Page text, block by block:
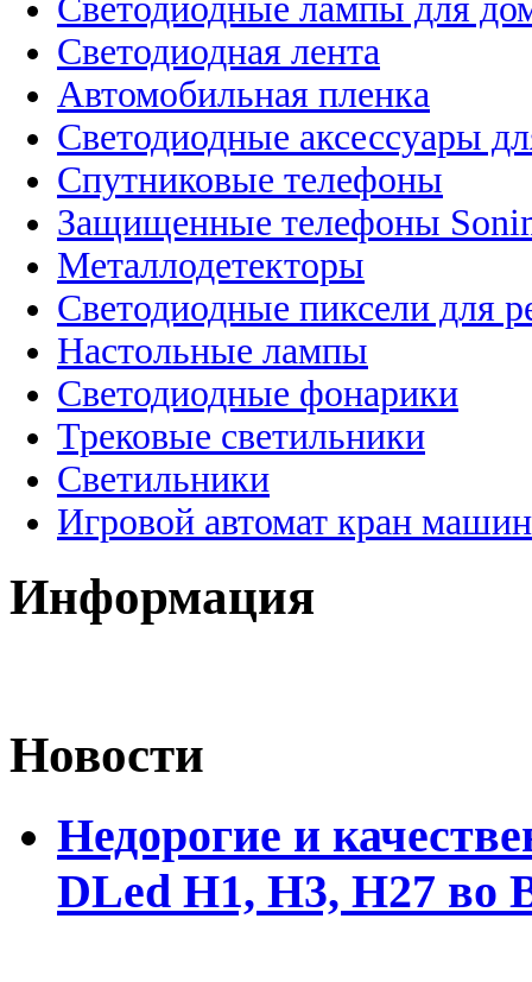
Светодиодные лампы для
Светодиодная лента
Автомобильная пленка
Светодиодные аксессуары
Спутниковые телефоны
Защищенные телефоны
Металлодетекторы
Светодиодные пиксели для
Настольные лампы
Светодиодные фонарики
Трековые светильники
Светильники
Игровой автомат кран
Информация
Новости
Недорогие и
DLed Н1, Н3, Н27 во